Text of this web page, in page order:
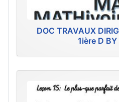
DOC TRAVAUX
1ière D